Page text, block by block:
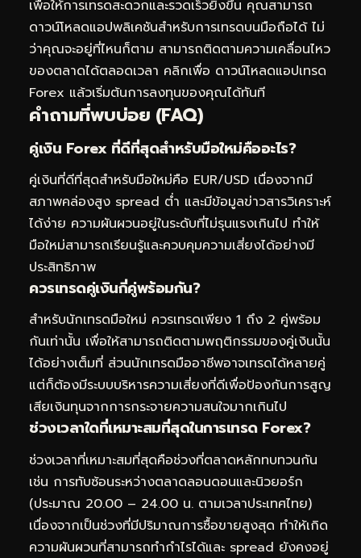
เพื่อให้การเทรดสะดวกและรวดเร็วยิ่งขึ้น คุณสามารถ
ดาวน์โหลดแอปพลิเคชันสำหรับการเทรดบนมือถือได้ ไม่
ว่าคุณจะอยู่ที่ไหนก็ตาม สามารถติดตามความเคลื่อนไหว
ของตลาดได้ตลอดเวลา คลิกเพื่อ ดาวน์โหลดแอปเทรด
Forex แล้วเริ่มต้นการลงทุนของคุณได้ทันที
คำถามที่พบบ่อย (FAQ)
คู่เงิน Forex ที่ดีที่สุดสำหรับมือใหม่คืออะไร?
คู่เงินที่ดีที่สุดสำหรับมือใหม่คือ EUR/USD เนื่องจากมี
สภาพคล่องสูง spread ต่ำ และมีข้อมูลข่าวสารวิเคราะห์
ได้ง่าย ความผันผวนอยู่ในระดับที่ไม่รุนแรงเกินไป ทำให้
มือใหม่สามารถเรียนรู้และควบคุมความเสี่ยงได้อย่างมี
ประสิทธิภาพ
ควรเทรดคู่เงินกี่คู่พร้อมกัน?
สำหรับนักเทรดมือใหม่ ควรเทรดเพียง 1 ถึง 2 คู่พร้อม
กันเท่านั้น เพื่อให้สามารถติดตามพฤติกรรมของคู่เงินนั้น
ได้อย่างเต็มที่ ส่วนนักเทรดมืออาชีพอาจเทรดได้หลายคู่
แต่ก็ต้องมีระบบบริหารความเสี่ยงที่ดีเพื่อป้องกันการสูญ
เสียเงินทุนจากการกระจายความสนใจมากเกินไป
ช่วงเวลาใดที่เหมาะสมที่สุดในการเทรด Forex?
ช่วงเวลาที่เหมาะสมที่สุดคือช่วงที่ตลาดหลักทบทวนกัน
เช่น การทับซ้อนระหว่างตลาดลอนดอนและนิวยอร์ก
(ประมาณ 20.00 – 24.00 น. ตามเวลาประเทศไทย)
เนื่องจากเป็นช่วงที่มีปริมาณการซื้อขายสูงสุด ทำให้เกิด
ความผันผวนที่สามารถทำกำไรได้และ spread ยังคงอยู่